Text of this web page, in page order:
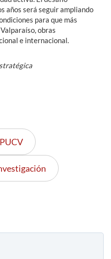
años será seguir ampliando
para que más
obras
e internacional.
PUCV